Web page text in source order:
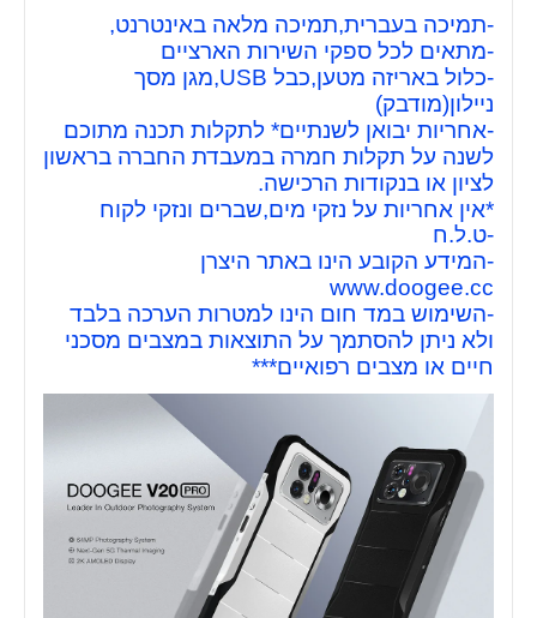
-תמיכה בעברית,תמיכה מלאה באינטרנט,
-מתאים לכל ספקי השירות הארציים
-כלול באריזה מטען,כבל USB,מגן מסך
ניילון(מודבק)
-אחריות יבואן לשנתיים* לתקלות תכנה מתוכם
לשנה על תקלות חמרה במעבדת החברה בראשון
לציון או בנקודות הרכישה.
*אין אחריות על נזקי מים,שברים ונזקי לקוח
-ט.ל.ח
-המידע הקובע הינו באתר היצרן
www.doogee.cc
-השימוש במד חום הינו למטרות הערכה בלבד
ולא ניתן להסתמך על התוצאות במצבים מסכני
חיים או מצבים רפואיים***